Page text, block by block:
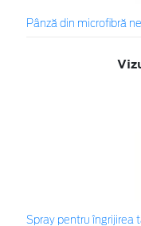
Pânză din microfibră
Spray pentru îngrijirea